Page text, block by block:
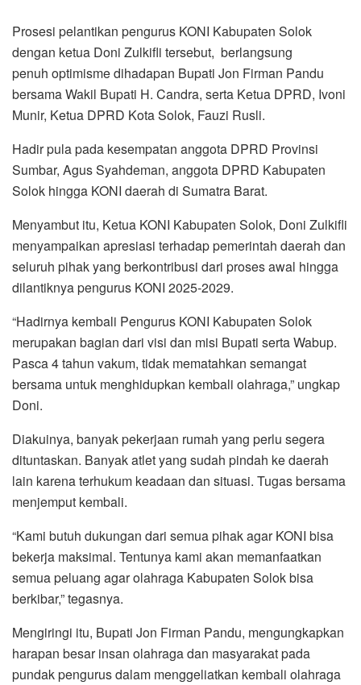
Prosesi pelantikan pengurus KONI Kabupaten Solok
dengan ketua Doni Zulkifli tersebut, berlangsung
penuh optimisme dihadapan Bupati Jon Firman Pandu
bersama Wakil Bupati H. Candra, serta Ketua DPRD, Ivoni
Munir, Ketua DPRD Kota Solok, Fauzi Rusli.
Hadir pula pada kesempatan anggota DPRD Provinsi
Sumbar, Agus Syahdeman, anggota DPRD Kabupaten
Solok hingga KONI daerah di Sumatra Barat.
Menyambut itu, Ketua KONI Kabupaten Solok, Doni Zulkifli
menyampaikan apresiasi terhadap pemerintah daerah dan
seluruh pihak yang berkontribusi dari proses awal hingga
dilantiknya pengurus KONI 2025-2029.
“Hadirnya kembali Pengurus KONI Kabupaten Solok
merupakan bagian dari visi dan misi Bupati serta Wabup.
Pasca 4 tahun vakum, tidak mematahkan semangat
bersama untuk menghidupkan kembali olahraga,” ungkap
Doni.
Diakuinya, banyak pekerjaan rumah yang perlu segera
dituntaskan. Banyak atlet yang sudah pindah ke daerah
lain karena terhukum keadaan dan situasi. Tugas bersama
menjemput kembali.
“Kami butuh dukungan dari semua pihak agar KONI bisa
bekerja maksimal. Tentunya kami akan memanfaatkan
semua peluang agar olahraga Kabupaten Solok bisa
berkibar,” tegasnya.
Mengiringi itu, Bupati Jon Firman Pandu, mengungkapkan
harapan besar insan olahraga dan masyarakat pada
pundak pengurus dalam menggeliatkan kembali olahraga